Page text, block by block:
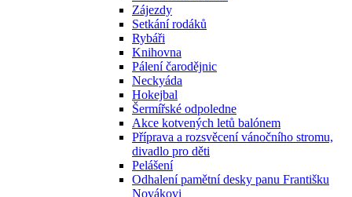
Zájezdy
Setkání rodáků
Rybáři
Knihovna
Pálení čarodějnic
Neckyáda
Hokejbal
Šermířské odpoledne
Akce kotvených letů balónem
Příprava a rozsvěcení vánočního stromu,
divadlo pro děti
Pelášení
Odhalení pamětní desky panu Františku
Novákovi